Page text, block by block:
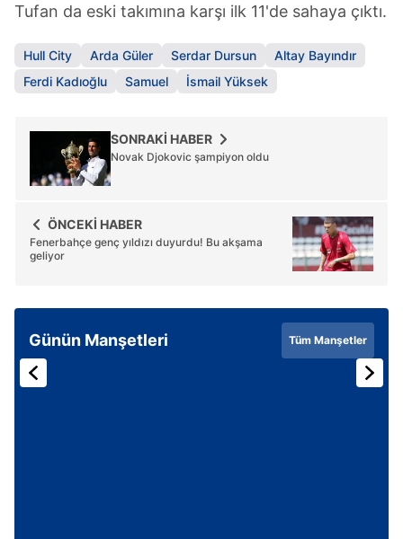
Tufan da eski takımına karşı ilk 11'de sahaya çıktı.
Hull City Arda Güler Serdar Dursun
Altay Bayındır
Ferdi Kadıoğlu
Samuel İsmail Yüksek
SONRAKİ HABER
Novak Djokovic şampiyon oldu
ÖNCEKİ HABER
Fenerbahçe genç yıldızı duyurdu! Bu akşama
geliyor
Günün Manşetleri Tüm Manşetler